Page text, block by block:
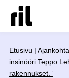
Etusivu |
insinööri Teppo
rakennukset.”